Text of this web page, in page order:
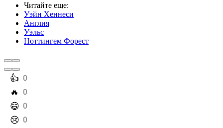
Читайте еще:
Уэйн Хеннеси
Англия
Уэльс
Ноттингем Форест
️👍 0
️🔥 0
️😄 0
️😢 0